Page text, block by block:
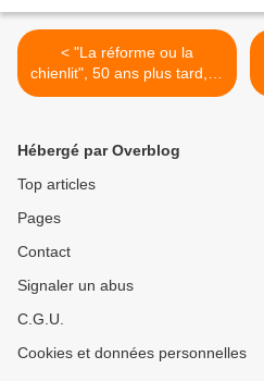
< "La réforme ou la
chienlit", 50 ans plus tard, le
noeud gordien n'a toujours
Hébergé par Overblog
Top articles
Pages
Contact
Signaler un abus
C.G.U.
Cookies et données personnelles